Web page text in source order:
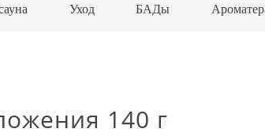
Уход БАДы
140 г